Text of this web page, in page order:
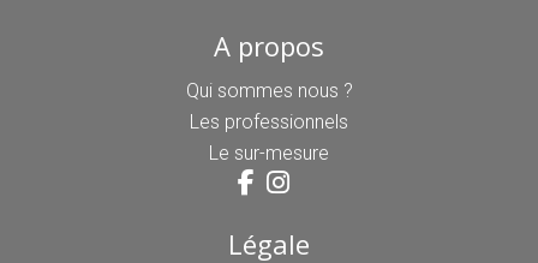
A propos
Qui sommes nous ?
Les professionnels
Le sur-mesure
Légale